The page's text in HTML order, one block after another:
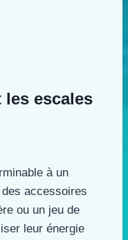
les escales
à un
accessoires
ou un jeu de
leur énergie